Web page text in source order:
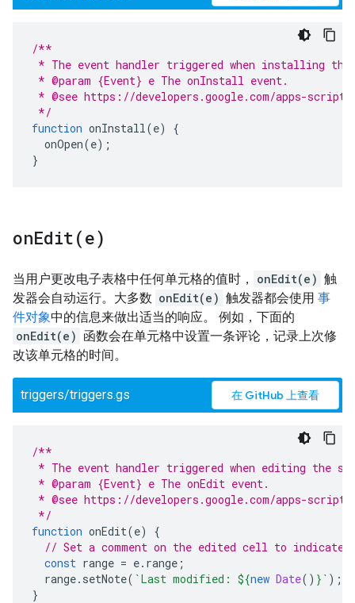
/**
* The event handler triggered when installing the
* @param {Event} e The onInstall event.
* @see https://developers.google.com/apps-
*/
function onInstall(e)
{
onOpen(e);
}
onEdit(e)
当用户更改电子表格中任何单元格的值时， onEdit(e) 触
发器会自动运行。大多数 onEdit(e) 触发器都会使用 事
件对象中的信息来做出适当的响应。 例如，下面的
onEdit(e) 函数会在单元格中设置一条评论，记录上次修
改该单元格的时间。
triggers/triggers.gs 在 GitHub 上查看
/**
* The event handler triggered when editing the
* @param {Event} e The onEdit event.
* @see https://developers.google.com/apps-
*/
function onEdit(e)
{
// Set a comment on the edited cell to indicate
const range = e. range ;
range. setNote( `Last modified: ${new Date() } ` );
}